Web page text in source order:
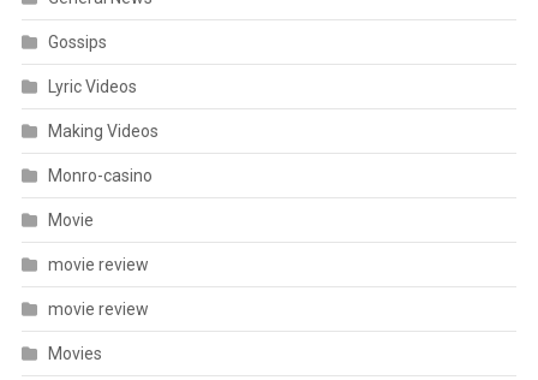
Gossips
Lyric Videos
Making Videos
Monro-casino
Movie
movie review
movie review
Movies